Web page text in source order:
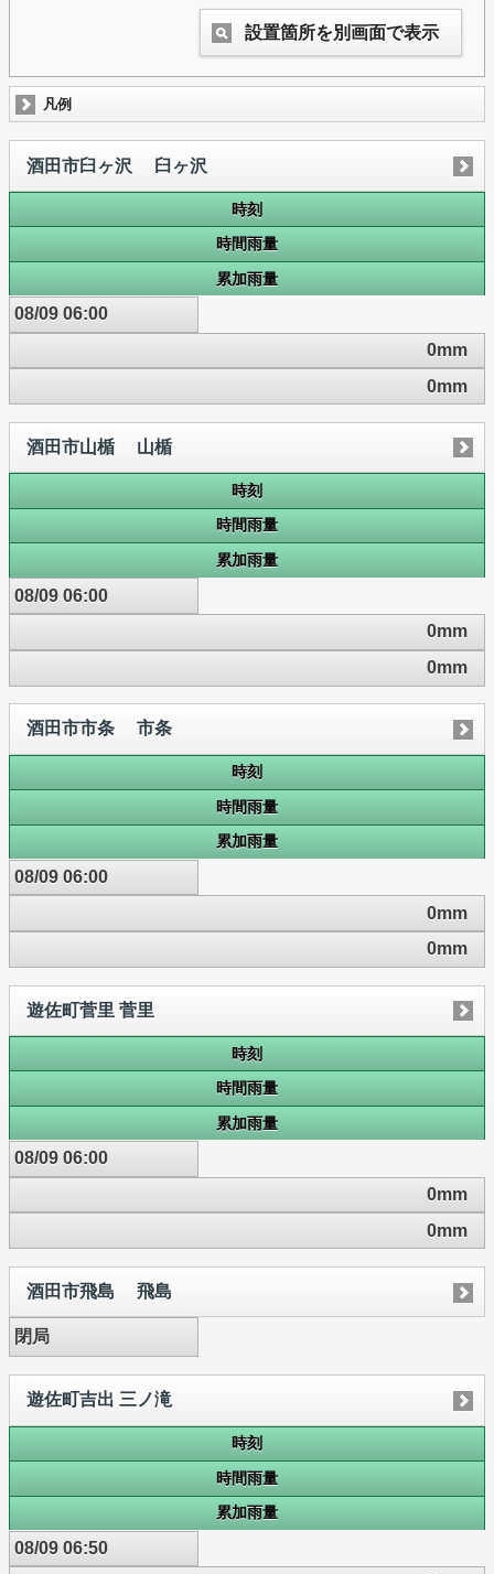
設置箇所を別画面で表示
凡例
酒田市臼ヶ沢 臼ヶ沢
時刻
時間雨量
累加雨量
08/09 06:00
0mm
0mm
酒田市山楯 山楯
時刻
時間雨量
累加雨量
08/09 06:00
0mm
0mm
酒田市市条 市条
時刻
時間雨量
累加雨量
08/09 06:00
0mm
0mm
遊佐町菅里 菅里
時刻
時間雨量
累加雨量
08/09 06:00
0mm
0mm
酒田市飛島 飛島
閉局
遊佐町吉出 三ノ滝
時刻
時間雨量
累加雨量
08/09 06:50